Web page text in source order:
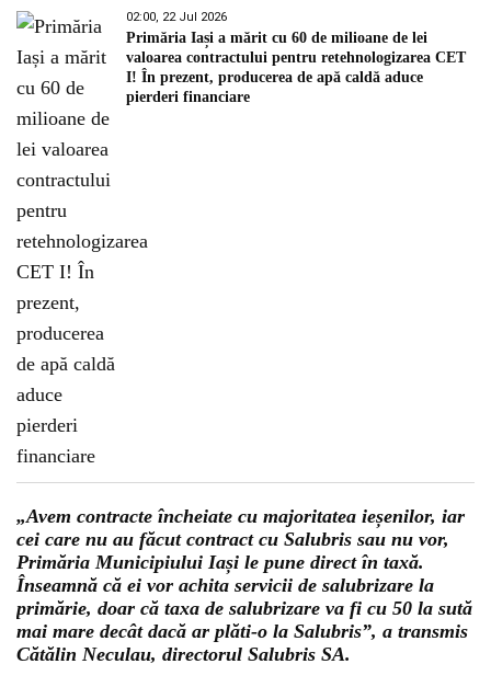
02:00, 22 Jul 2026
Primăria Iași a mărit cu 60 de milioane de lei
valoarea contractului pentru retehnologizarea CET
I! În prezent, producerea de apă caldă aduce
pierderi financiare
„Avem contracte încheiate cu majoritatea ieșenilor, iar
cei care nu au făcut contract cu Salubris sau nu vor,
Primăria Municipiului Iași le pune direct în taxă.
Înseamnă că ei vor achita servicii de salubrizare la
primărie, doar că taxa de salubrizare va fi cu 50 la sută
mai mare decât dacă ar plăti-o la Salubris”, a transmis
Cătălin Neculau, directorul Salubris SA.